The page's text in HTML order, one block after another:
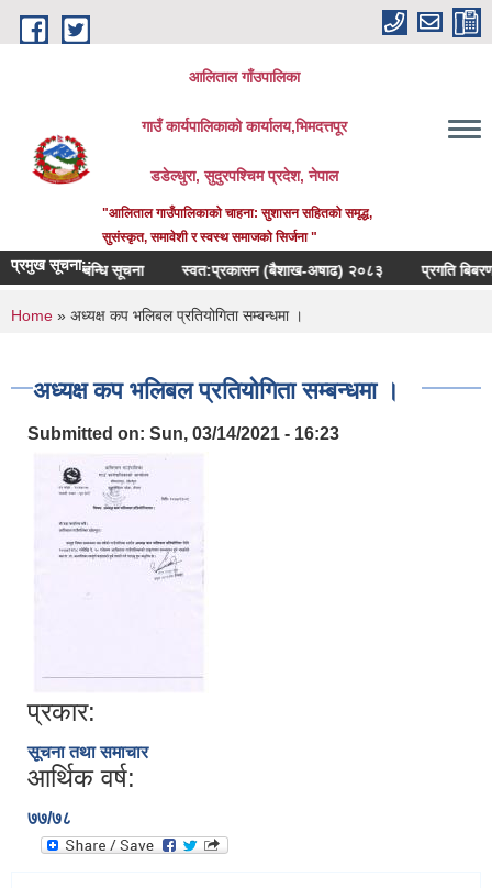
Skip to main content
आलिताल गाँउपालिका
गाउँ कार्यपालिकाको कार्यालय,भिमदत्तपूर
डडेल्धुरा, सुदुरपश्चिम प्रदेश, नेपाल
"आलिताल गाउँपालिकाको चाहना: सुशासन सहितको समृद्ध,
सुसंस्कृत, समावेशी र स्वस्थ समाजको सिर्जना "
प्रमुख सूचना::
सम्बन्धि सूचना स्वत:प्रकासन (बैशाख-अषाढ) २०८३ प्रगति बिबरण पेस
You are here
Home » अध्यक्ष कप भलिबल प्रतियोगिता सम्बन्धमा ।
अध्यक्ष कप भलिबल प्रतियोगिता सम्बन्धमा ।
Submitted on: Sun, 03/14/2021 - 16:23
प्रकार:
सूचना तथा समाचार
आर्थिक वर्ष:
७७/७८